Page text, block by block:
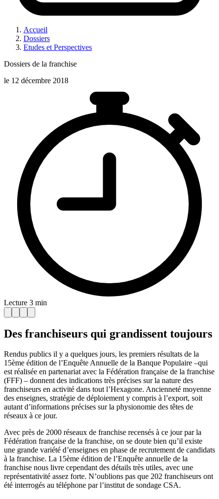
Accueil
Dossiers
Etudes et Perspectives
Dossiers de la franchise
le 12 décembre 2018
Lecture 3 min
Des franchiseurs qui grandissent toujours
Rendus publics il y a quelques jours, les premiers résultats de la
15ème édition de l’Enquête Annuelle de la Banque Populaire –qui
est réalisée en partenariat avec la Fédération française de la franchise
(FFF) – donnent des indications très précises sur la nature des
franchiseurs en activité dans tout l’Hexagone. Ancienneté moyenne
des enseignes, stratégie de déploiement y compris à l’export, soit
autant d’informations précises sur la physionomie des têtes de
réseaux à ce jour.
Avec près de 2000 réseaux de franchise recensés à ce jour par la
Fédération française de la franchise, on se doute bien qu’il existe
une grande variété d’enseignes en phase de recrutement de candidats
à la franchise. La 15ème édition de l’Enquête annuelle de la
franchise nous livre cependant des détails très utiles, avec une
représentativité assez forte. N’oublions pas que 202 franchiseurs ont
été interrogés au téléphone par l’institut de sondage CSA.